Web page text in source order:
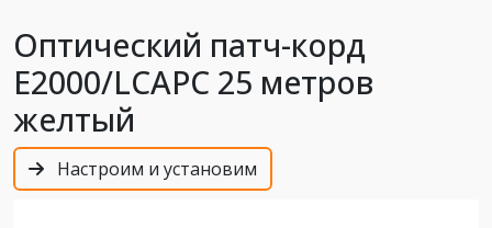
Оптический патч-корд
E2000/LCAPC 25 метров
желтый
Настроим и установим